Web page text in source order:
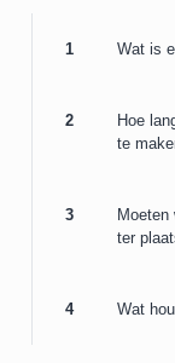
1 Wat is
2
Hoe
te
3
ter
4 Wat